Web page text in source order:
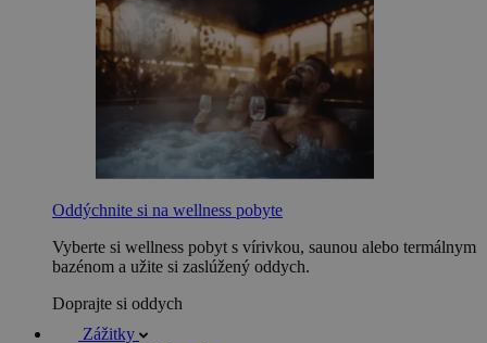
Oddýchnite si na wellness pobyte
Vyberte si wellness pobyt s vírivkou, saunou alebo termálnym
bazénom a užite si zaslúžený oddych.
Doprajte si oddych
Zážitky